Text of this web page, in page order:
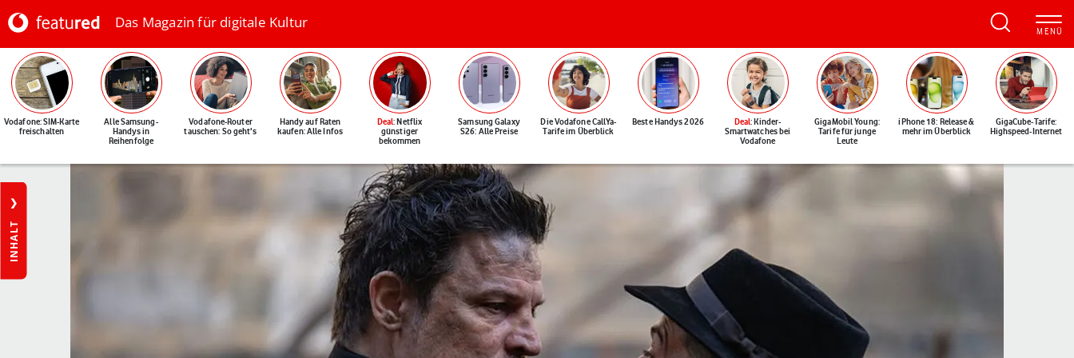
Das Magazin für digitale Kultur
Vodafone: SIM-Karte
freischalten
Alle Samsung-
Handys in
Reihenfolge
Vodafone-Router
tauschen: So geht's
Handy auf Raten
kaufen: Alle Infos
Deal: Netflix
günstiger
bekommen
Samsung Galaxy
S26: Alle Preise
Die Vodafone CallYa-
Tarife im Überblick
Beste Handys 2026 Deal: Kinder-
Smartwatches bei
Vodafone
GigaMobil Young:
Tarife für junge
Leute
iPhone 18: Release &
mehr im Überblick
GigaCube-Tarife:
Highspeed-Internet
INHALT